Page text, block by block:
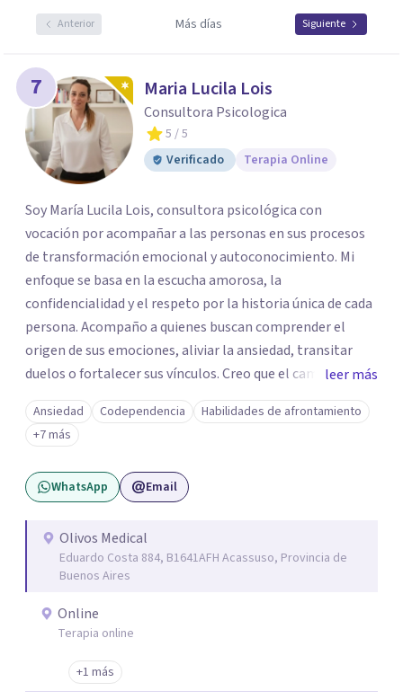
Anterior Más días Siguiente
7 Maria Lucila Lois
Consultora Psicologica
5 / 5
Verificado
Terapia Online
Soy María Lucila Lois, consultora psicológica con
vocación por acompañar a las personas en sus procesos
de transformación emocional y autoconocimiento. Mi
enfoque se basa en la escucha amorosa, la
confidencialidad y el respeto por la historia única de cada
persona. Acompaño a quienes buscan comprender el
origen de sus emociones, aliviar la ansiedad, transitar
duelos o fortalecer sus vínculos. Creo que el camino hacia
una vida más auténtica comienza cuando nos animamos
a mirar hacia adentro y a reconocer las raíces de lo que
sentimos.
leer más
Ansiedad Codependencia
Habilidades de afrontamiento
+7 más
WhatsApp Email
Olivos Medical
Eduardo Costa 884, B1641AFH Acassuso, Provincia de
Buenos Aires
Online
Terapia online
+1 más